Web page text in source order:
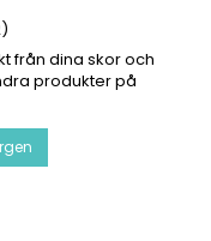
från dina skor och
produkter på
teknik Pulvret
eller annan organisk